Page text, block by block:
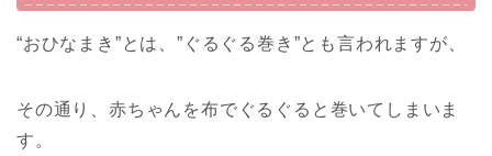
“おひなまき”とは、”ぐるぐる巻き”とも言われますが、
その通り、赤ちゃんを布でぐるぐると巻いてしまいま
す。